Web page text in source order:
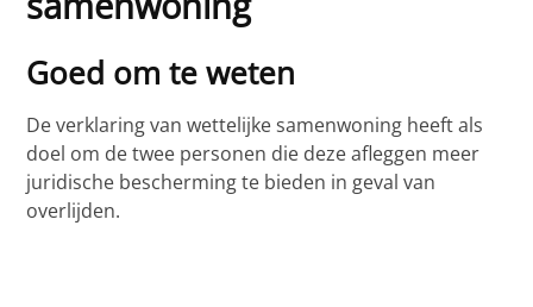
Goed om te weten
De verklaring van wettelijke samenwoning heeft als
doel om de twee personen die deze afleggen meer
juridische bescherming te bieden in geval van
overlijden.